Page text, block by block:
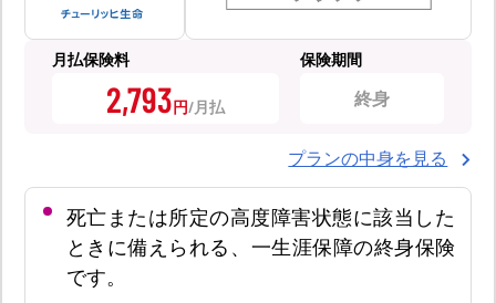
月払保険料
2,793円
保険期間
終身
プランの中身を見る
死亡または所定の高度障害状態に該当した
ときに備えられる、一生涯保障の終身保険
です。